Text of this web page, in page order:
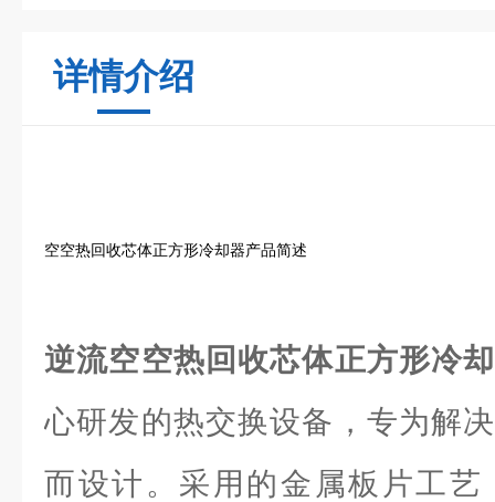
详情介绍
空空热回收芯体正方形冷却器产品简述
逆流空空热回收芯体正方形冷
心研发的热交换设备，专为解
而设计。采用的金属板片工艺